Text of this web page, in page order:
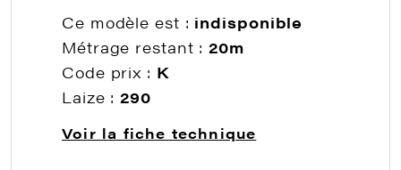
Ce modèle est : indisponible
Métrage restant :20m
Code prix : K
Laize :290
Voir la fiche technique